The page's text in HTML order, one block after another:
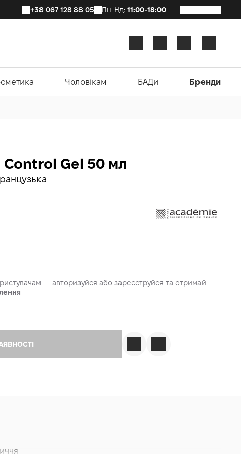
+38 067 128 88 05 Пн-Нд: 11:00-18:00
Чоловікам БАДи Бренди
Gel 50 мл
—авторизуйся абозареєструйся та отримай